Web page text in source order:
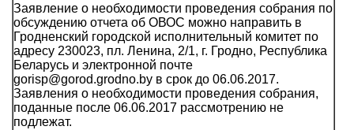
Заявление о необходимости проведения собрания по
обсуждению отчета об ОВОС можно направить в
Гродненский городской исполнительный комитет по
адресу 230023, пл. Ленина, 2/1, г. Гродно, Республика
Беларусь и электронной почте
gorisp@gorod.grodno.by в срок до 06.06.2017.
Заявления о необходимости проведения собрания,
поданные после 06.06.2017 рассмотрению не
подлежат.